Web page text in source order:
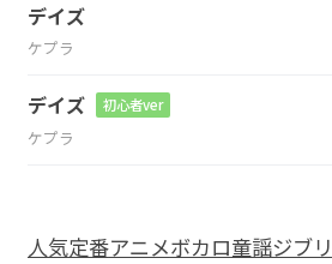
デイズ
ケプラ
デイズ 初心者ver
ケプラ
人気定番アニメボカロ童謡ジブリ